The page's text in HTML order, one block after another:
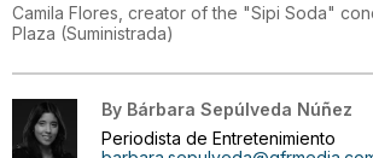
Camila Flores, creator of the "Sipi Soda"
Plaza (Suministrada)
By Bárbara Sepúlveda Núñez
Periodista de Entretenimiento